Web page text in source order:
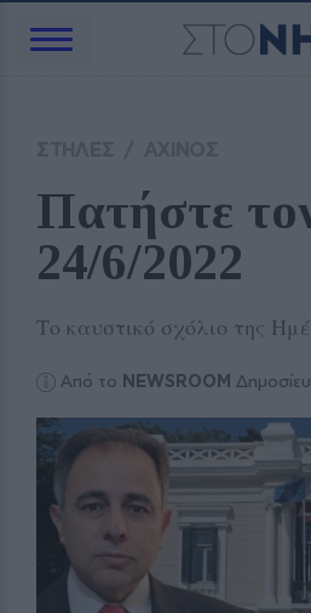
Πατήστε
24/6/2022
Το καυστικό σχόλιο της
Από το NEWSROOM